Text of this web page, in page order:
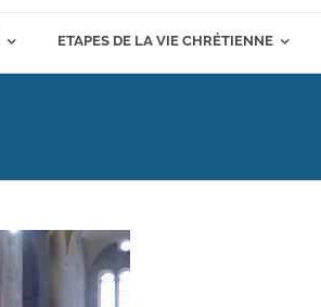
ETAPES DE LA VIE CHRÉTIENNE